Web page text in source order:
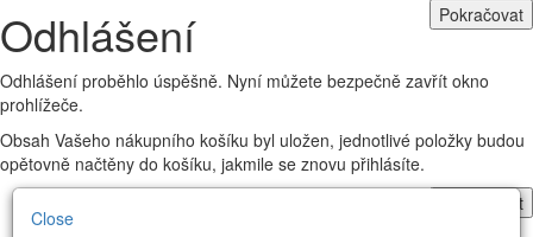
Pokračovat
Odhlášení
Odhlášení proběhlo úspěšně. Nyní můžete bezpečně zavřít okno
prohlížeče.
Obsah Vašeho nákupního košíku byl uložen, jednotlivé položky budou
opětovně načtěny do košíku, jakmile se znovu přihlásíte.
Pokračovat
Close